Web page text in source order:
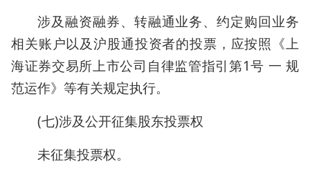
涉及融资融券、转融通业务、约定购回业务
相关账户以及沪股通投资者的投票，应按照《上
海证券交易所上市公司自律监管指引第1号 一 规
范运作》等有关规定执行。
(七)涉及公开征集股东投票权
未征集投票权。